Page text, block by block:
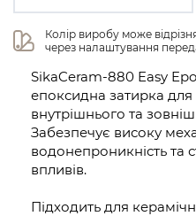
Колір виробу може
через налаштування
SikaCeram-880 Easy
епоксидна затирка
внутрішнього та
Забезпечує високу
водонепроникність та
впливів.
Підходить для